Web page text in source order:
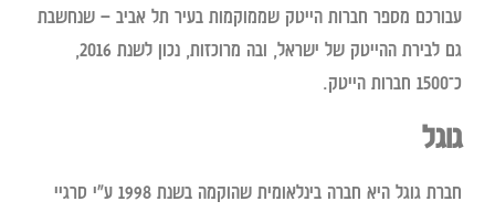
עבורכם מספר חברות הייטק שממוקמות בעיר תל אביב – שנחשבת
גם לבירת ההייטק של ישראל, ובה מרוכזות, נכון לשנת 2016,
גוגל
חברת גוגל היא חברה בינלאומית שהוקמה בשנת 1998 ע"י סרגיי